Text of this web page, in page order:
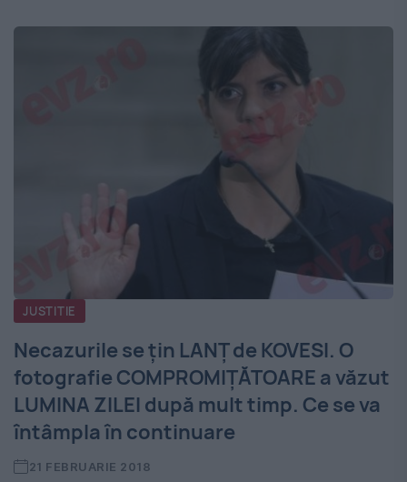
JUSTITIE
Necazurile se țin LANȚ de KOVESI. O
fotografie COMPROMIȚĂTOARE a văzut
LUMINA ZILEI după mult timp. Ce se va
întâmpla în continuare
21 FEBRUARIE 2018